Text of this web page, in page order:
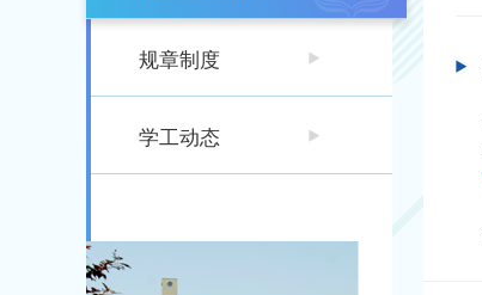
规章制度
学工动态